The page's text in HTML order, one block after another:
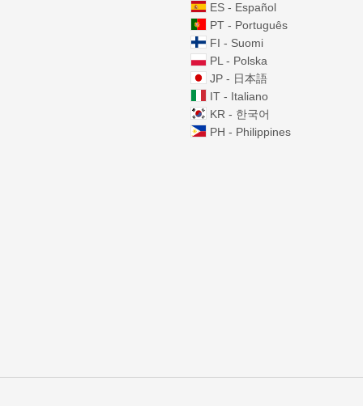
ES - Español
PT - Português
FI - Suomi
PL - Polska
JP - 日本語
IT - Italiano
KR - 한국어
PH - Philippines